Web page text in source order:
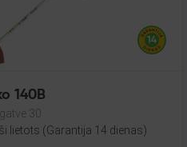
140B
30
lietots (Garantija 14 dienas)